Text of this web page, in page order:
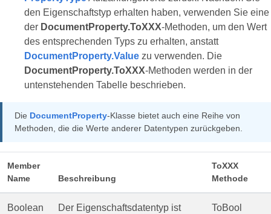
den Eigenschaftstyp erhalten haben, verwenden Sie eine
der DocumentProperty.ToXXX-Methoden, um den Wert
des entsprechenden Typs zu erhalten, anstatt
DocumentProperty.Value zu verwenden. Die
DocumentProperty.ToXXX-Methoden werden in der
untenstehenden Tabelle beschrieben.
Die DocumentProperty-Klasse bietet auch eine Reihe von
Methoden, die die Werte anderer Datentypen zurückgeben.
Member
Name
Beschreibung
ToXXX
Methode
Boolean
Der Eigenschaftsdatentyp ist
ToBool